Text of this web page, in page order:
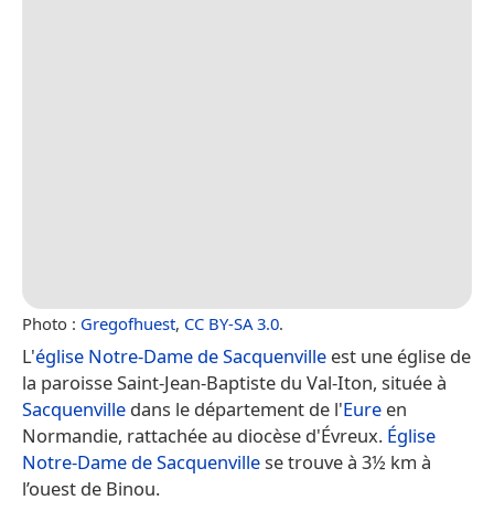
Photo : Gregofhuest, CC BY-SA 3.0.
L'église Notre-Dame de Sacquenville est une église de
la paroisse Saint-Jean-Baptiste du Val-Iton, située à
Sacquenville dans le département de l'Eure en
Normandie, rattachée au diocèse d'Évreux. Église
Notre-Dame de Sacquenvillese trouve à 3½ km à
l’ouest de Binou.